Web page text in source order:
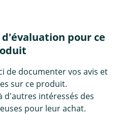
pour ce
de documenter vos avis et
sur ce produit.
d'autres intéressés des
pour leur achat.